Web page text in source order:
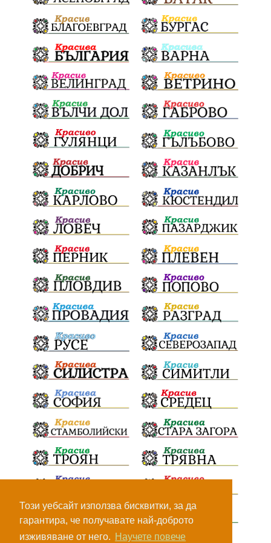
Този уебсайт използва бисквитки, за да
гарантира, че получавате най-доброто
изживяване от него. Научете повече
Полиграф ДетекторНаЛъжата МВР
ОбезпечителниМерки МестнаВласт Котел
СИК Ружица РайнаКнягиня
ВеселинОрешков Шофьори
НационаленШампион ОрлинОрлиновЕнчев
ВСС СъдебнаРеформа Шантаж
ПолитическиНатиск ЗаплахаЗаАрест
ПартияВеличие ЕкатеринаДафовска Тракия
ПТП Сливен КварталРечица Данъци
ПътнаИнфраструктура Асфалт
БрашноСтоименов ИстинскиХляб
БългарскоКачество Запис
ПолитическоЗадкулисие Микродрон
КомарДрон КитайскаТехнология
ВоенниТехнологии Наркотици Дрога
НелегалнаЛаборатория Байрактаров
НеНаНаркотиците
ДианГосподинов ПредупреждениеЗаРодители